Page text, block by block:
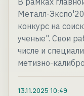
Металл-
конкурс на
ученые". Свои
числе и
метизно-
13.11.2025 10:49